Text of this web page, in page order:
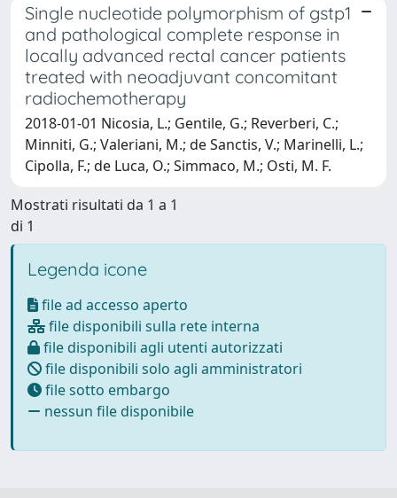
Single nucleotide polymorphism of gstp1
and pathological complete response in
locally advanced rectal cancer patients
treated with neoadjuvant concomitant
radiochemotherapy
2018-01-01 Nicosia, L.; Gentile, G.; Reverberi, C.;
Minniti, G.; Valeriani, M.; de Sanctis, V.; Marinelli, L.;
Cipolla, F.; de Luca, O.; Simmaco, M.; Osti, M. F.
Mostrati risultati da 1 a 1
di 1
Legenda icone
file ad accesso aperto
file disponibili sulla rete interna
file disponibili agli utenti autorizzati
file disponibili solo agli amministratori
file sotto embargo
nessun file disponibile